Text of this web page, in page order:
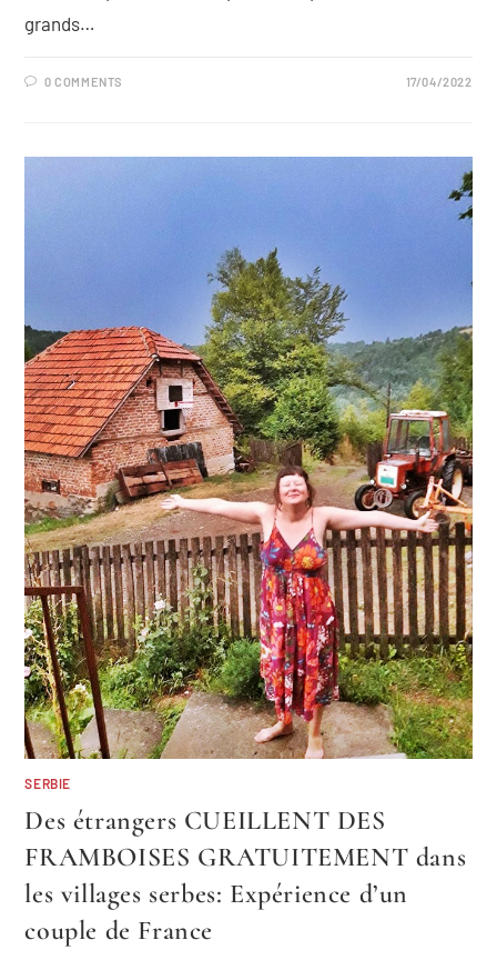
grands…
0 COMMENTS 17/04/2022
SERBIE
Des étrangers CUEILLENT DES
FRAMBOISES GRATUITEMENT dans
les villages serbes: Expérience d’un
couple de France